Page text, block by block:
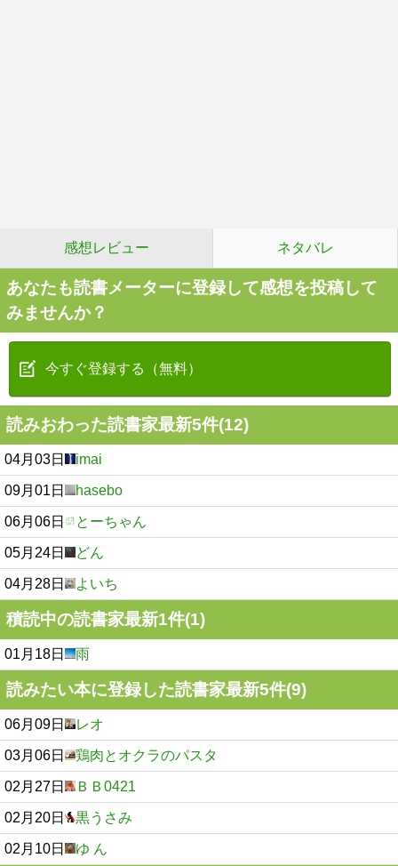
感想レビュー ネタバレ
あなたも読書メーターに登録して感想を投稿して
みませんか？
今すぐ登録する（無料）
読みおわった読書家最新5件(12)
04月03日 imai
09月01日 hasebo
06月06日 とーちゃん
05月24日 どん
04月28日 よいち
積読中の読書家最新1件(1)
01月18日 雨
読みたい本に登録した読書家最新5件(9)
06月09日 レオ
03月06日 鶏肉とオクラのパスタ
02月27日 ＢＢ0421
02月20日 黒うさみ
02月10日 ゆ ん